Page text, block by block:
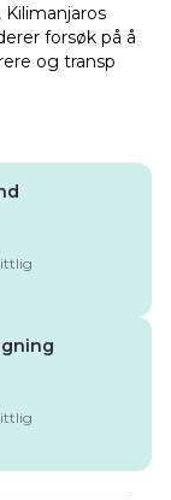
forsøk på å
og transp